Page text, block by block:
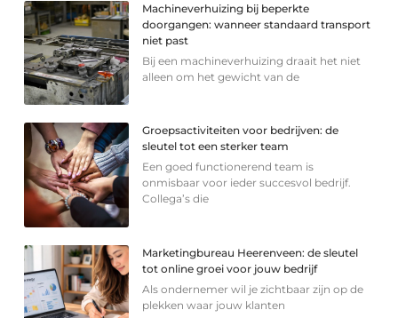
Machineverhuizing bij beperkte
doorgangen: wanneer standaard transport
niet past
Bij een machineverhuizing draait het niet
alleen om het gewicht van de
Groepsactiviteiten voor bedrijven: de
sleutel tot een sterker team
Een goed functionerend team is
onmisbaar voor ieder succesvol bedrijf.
Collega’s die
Marketingbureau Heerenveen: de sleutel
tot online groei voor jouw bedrijf
Als ondernemer wil je zichtbaar zijn op de
plekken waar jouw klanten